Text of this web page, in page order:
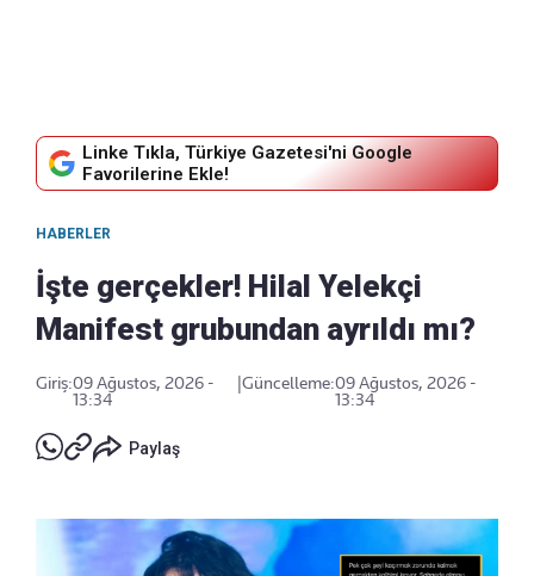
Linke Tıkla, Türkiye Gazetesi'ni Google
Favorilerine Ekle!
HABERLER
İşte gerçekler! Hilal Yelekçi
Manifest grubundan ayrıldı mı?
Giriş:09 Ağustos, 2026 -
13:34
Güncelleme:09 Ağustos, 2026 -
13:34
Paylaş